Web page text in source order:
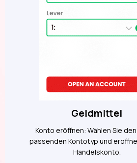
Geldmittel
Konto eröffnen: Wählen Sie
passenden Kontotyp und
Handelskonto.